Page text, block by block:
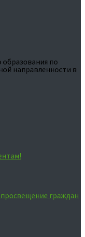
по
направленности в
граждан